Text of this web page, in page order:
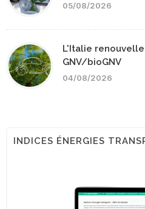
05/08/2026
L'Italie
GNV/bioGNV
04/08/2026
INDICES ÉNERGIES